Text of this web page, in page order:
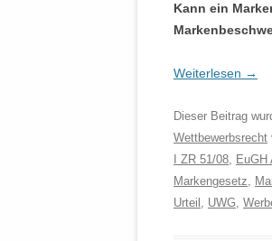
Kann ein
Weiterlesen →
Dieser Beitrag
Wettbewerbsrecht
I ZR 51/08, EuGH
Markengesetz,
Urteil , UWG,